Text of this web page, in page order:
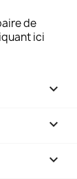
de
ici


